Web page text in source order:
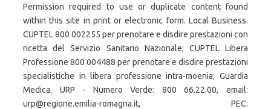
Permission required to use or duplicate content found
within this site in print or electronic form. Local Business.
CUPTEL 800 002255 per prenotare e disdire prestazioni con
ricetta del Servizio Sanitario Nazionale; CUPTEL Libera
Professione 800 004488 per prenotare e disdire prestazioni
specialistiche in libera professione intra-moenia; Guardia
Medica. URP - Numero Verde: 800 66.22.00, email:
urp@regione.emilia-romagna.it, PEC: